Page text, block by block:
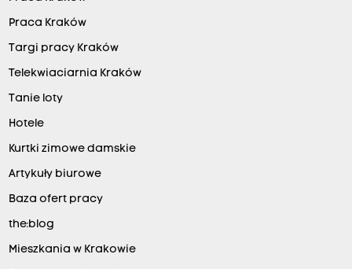
Praca Kraków
Targi pracy Kraków
Telekwiaciarnia Kraków
Tanie loty
Hotele
Kurtki zimowe damskie
Artykuły biurowe
Baza ofert pracy
the:blog
Mieszkania w Krakowie